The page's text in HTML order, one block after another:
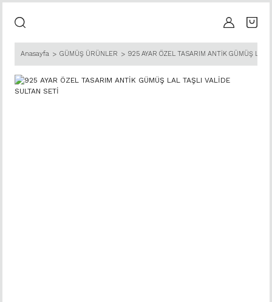
Anasayfa GÜMÜŞ ÜRÜNLER 925 AYAR ÖZEL TASARIM ANTİK GÜMÜŞ LAL